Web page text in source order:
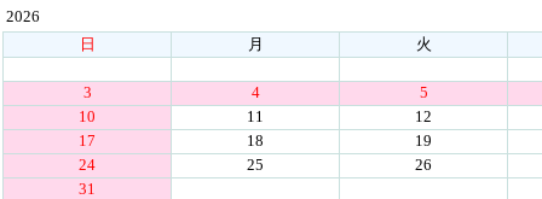
2026
日
月 火
3 4
5
10
11
12
17
18
19
24
25
26
31